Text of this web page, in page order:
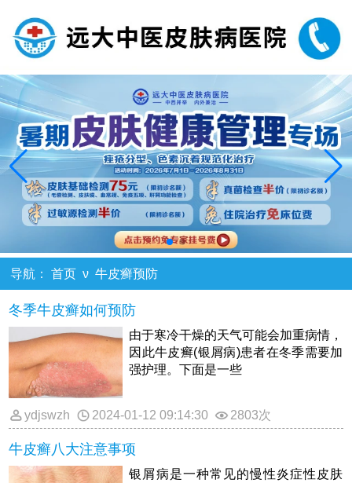
导航： 首页 ν牛皮癣预防
冬季牛皮癣如何预防
由于寒冷干燥的天气可能会加重病情，
因此牛皮癣(银屑病)患者在冬季需要加
强护理。下面是一些
ydjswzh 2024-01-12 09:14:30 2803次
牛皮癣八大注意事项
银屑病是一种常见的慢性炎症性皮肤